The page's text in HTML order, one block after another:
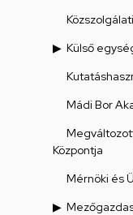
Külső
Mádi Bor
Központja
Mérnöki és